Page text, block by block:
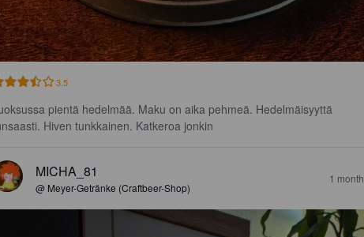
3.5
pientä hedelmää. Maku on aika pehmeä. Hedelmäisyyttä
Hiven tunkkainen. Katkeroa jonkin
MICHA_81
@ Meyer-Getränke (Craftbeer-Shop)
1